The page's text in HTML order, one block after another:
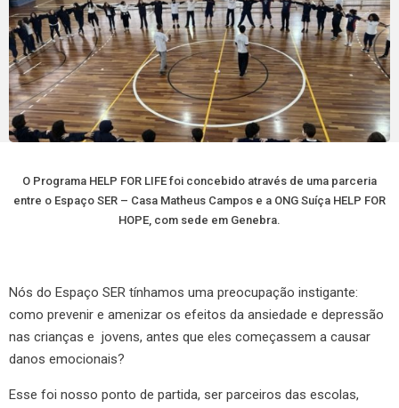
O Programa HELP FOR LIFE foi concebido através de uma parceria
entre o Espaço SER – Casa Matheus Campos e a ONG Suíça HELP FOR
HOPE, com sede em Genebra.
Nós do Espaço SER tínhamos uma preocupação instigante:
como prevenir e amenizar os efeitos da ansiedade e depressão
nas crianças e jovens, antes que eles começassem a causar
danos emocionais?
Esse foi nosso ponto de partida, ser parceiros das escolas,